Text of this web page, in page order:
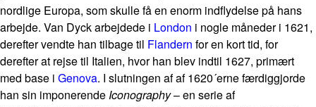
nordlige Europa, som skulle få en enorm indflydelse på hans
arbejde. Van Dyck arbejdede i London i nogle måneder i 1621,
derefter vendte han tilbage til Flandern for en kort tid, for
derefter at rejse til Italien, hvor han blev indtil 1627, primært
med base i Genova. I slutningen af af 1620´erne færdiggjorde
han sin imponerendeIconography– en serie af